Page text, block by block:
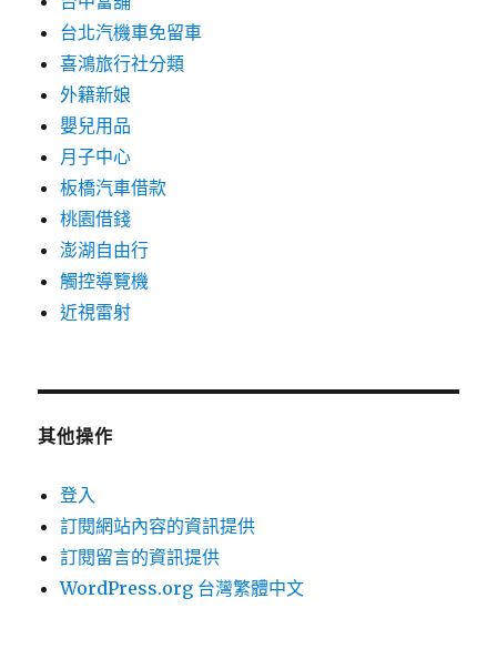
台北汽機車免留車
喜鴻旅行社分類
外籍新娘
嬰兒用品
月子中心
板橋汽車借款
桃園借錢
澎湖自由行
觸控導覽機
近視雷射
其他操作
登入
訂閱網站內容的資訊提供
訂閱留言的資訊提供
WordPress.org 台灣繁體中文